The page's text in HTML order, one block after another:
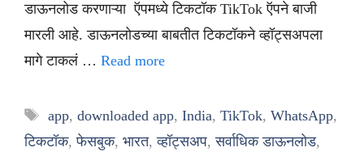
डाऊनलोड करणाऱ्या ऍपमध्ये टिकटॉक TikTok ऍपने बाजी
मारली आहे. डाऊनलोडच्या बाबतीत टिकटॉकने व्हॉट्सअपला
मागे टाकलं … Read more
Tags
app, downloaded app, India, TikTok, WhatsApp,
टिकटॉक,फेसबुक, भारत,व्हॉट्सअप,सर्वाधिक डाऊनलोड,